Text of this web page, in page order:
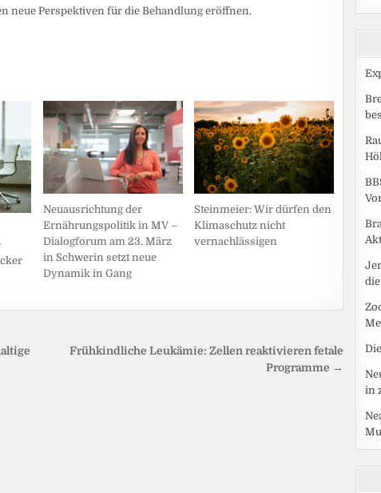
neue Perspektiven für die Behandlung eröffnen.
Neuausrichtung der
Ernährungspolitik in MV –
Dialogforum am 23. März
in Schwerin setzt neue
Dynamik in Gang
Steinmeier: Wir dürfen den
Klimaschutz nicht
vernachlässigen
Frühkindliche Leukämie: Zellen reaktivieren fetale
Programme →
in